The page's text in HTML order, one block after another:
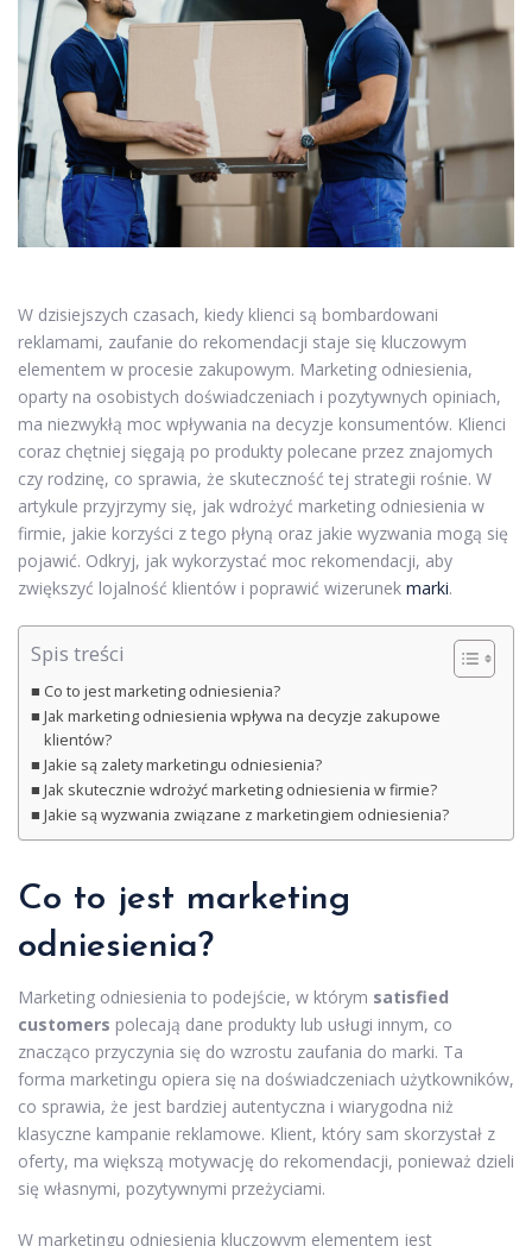
W dzisiejszych czasach, kiedy klienci są bombardowani
reklamami, zaufanie do rekomendacji staje się kluczowym
elementem w procesie zakupowym. Marketing odniesienia,
oparty na osobistych doświadczeniach i pozytywnych opiniach,
ma niezwykłą moc wpływania na decyzje konsumentów. Klienci
coraz chętniej sięgają po produkty polecane przez znajomych
czy rodzinę, co sprawia, że skuteczność tej strategii rośnie. W
artykule przyjrzymy się, jak wdrożyć marketing odniesienia w
firmie, jakie korzyści z tego płyną oraz jakie wyzwania mogą się
pojawić. Odkryj, jak wykorzystać moc rekomendacji, aby
zwiększyć lojalność klientów i poprawić wizerunek marki.
Spis treści
Co to jest marketing odniesienia?
Jak marketing odniesienia wpływa na decyzje zakupowe
klientów?
Jakie są zalety marketingu odniesienia?
Jak skutecznie wdrożyć marketing odniesienia w firmie?
Jakie są wyzwania związane z marketingiem odniesienia?
Co to jest marketing
odniesienia?
Marketing odniesienia to podejście, w którym satisfied
customers polecają dane produkty lub usługi innym, co
znacząco przyczynia się do wzrostu zaufania do marki. Ta
forma marketingu opiera się na doświadczeniach użytkowników,
co sprawia, że jest bardziej autentyczna i wiarygodna niż
klasyczne kampanie reklamowe. Klient, który sam skorzystał z
oferty, ma większą motywację do rekomendacji, ponieważ dzieli
się własnymi, pozytywnymi przeżyciami.
W marketingu odniesienia kluczowym elementem jest